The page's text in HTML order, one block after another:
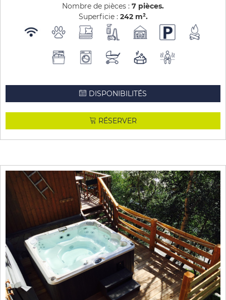
Nombre de pièces : 7 pièces
Superficie : 242 m²
DISPONIBILITÉS
RÉSERVER